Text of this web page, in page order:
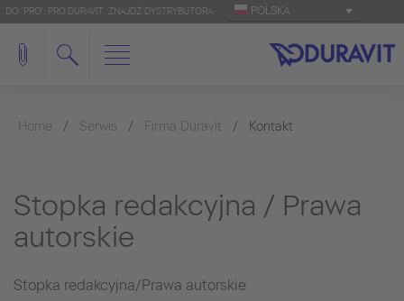
DO 'PRO': PRO.DURAVIT ZNAJDŹ DYSTRYBUTORA POLSKA
Home Serwis Firma Duravit Kontakt
Stopka redakcyjna / Prawa
autorskie
Stopka redakcyjna/Prawa autorskie